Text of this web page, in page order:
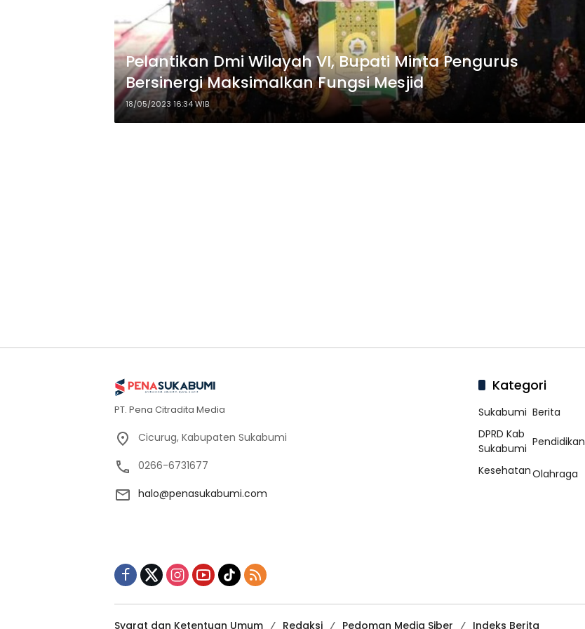
Pelantikan Dmi Wilayah VI, Bupati Minta Pengurus
Bersinergi Maksimalkan Fungsi Mesjid
18/05/2023 16:34 WIB
PT. Pena Citradita Media
Cicurug, Kabupaten Sukabumi
0266-6731677
halo@penasukabumi.com
Kategori
Sukabumi Berita
DPRD Kab
Sukabumi
Pendidikan
KesehatanOlahraga
Syarat dan Ketentuan Umum Redaksi Pedoman Media Siber Indeks Berita